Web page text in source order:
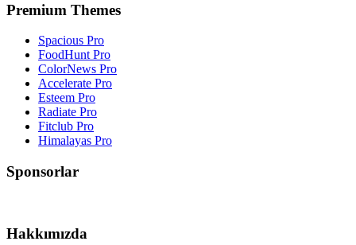
Premium Themes
Spacious Pro
FoodHunt Pro
ColorNews Pro
Accelerate Pro
Esteem Pro
Radiate Pro
Fitclub Pro
Himalayas Pro
Sponsorlar
Hakkımızda